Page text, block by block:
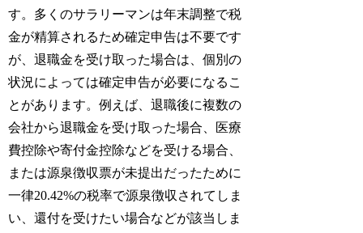
す。多くのサラリーマンは年末調整で税
金が精算されるため確定申告は不要です
が、退職金を受け取った場合は、個別の
状況によっては確定申告が必要になるこ
とがあります。例えば、退職後に複数の
会社から退職金を受け取った場合、医療
費控除や寄付金控除などを受ける場合、
または源泉徴収票が未提出だったために
一律20.42%の税率で源泉徴収されてしま
い、還付を受けたい場合などが該当しま